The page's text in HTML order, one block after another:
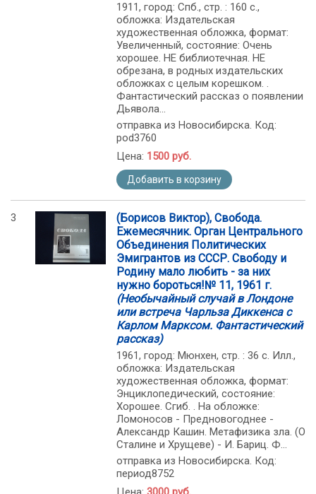
1911, город: Спб., стр. : 160 с.,
обложка: Издательская
художественная обложка, формат:
Увеличенный, состояние: Очень
хорошее. НЕ библиотечная. НЕ
обрезана, в родных издательских
обложках с целым корешком. .
Фантастический рассказ о появлении
Дьявола...
отправка из Новосибирска. Код:
pod3760
Цена: 1500 руб.
Добавить в корзину
3
(Борисов Виктор), Свобода.
Ежемесячник. Орган Центрального
Объединения Политических
Эмигрантов из СССР. Свободу и
Родину мало любить - за них
нужно бороться!№ 11, 1961 г.
(Необычайный случай в Лондоне
или встреча Чарльза Диккенса с
Карлом Марксом. Фантастический
рассказ)
1961, город: Мюнхен, стр. : 36 с. Илл.,
обложка: Издательская
художественная обложка, формат:
Энциклопедический, состояние:
Хорошее. Сгиб. . На обложке:
Ломоносов - Предновогоднее -
Александр Кашин. Метафизика зла. (О
Сталине и Хрущеве) - И. Бариц. Ф...
отправка из Новосибирска. Код:
период8752